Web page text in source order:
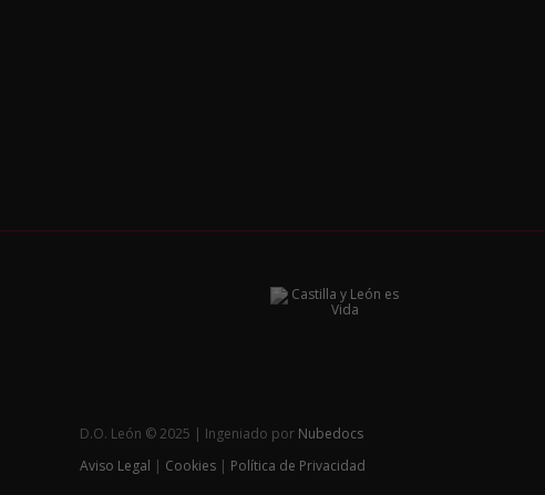
D.O. León © 2025 | Ingeniado por Nubedocs
Aviso Legal | Cookies | Política de Privacidad